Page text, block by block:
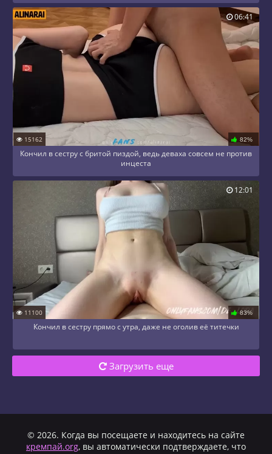
15162 82%
Кончил в сестру с бритой пиздой, ведь деваха совсем не против
инцеста
06:41
11100 83%
Кончил в сестру прямо с утра, даже не оголив её титечки
12:01
Загрузить еще
© 2026. Когда вы посещаете и находитесь на сайте
кремпай.org, вы автоматически подтверждаете, что